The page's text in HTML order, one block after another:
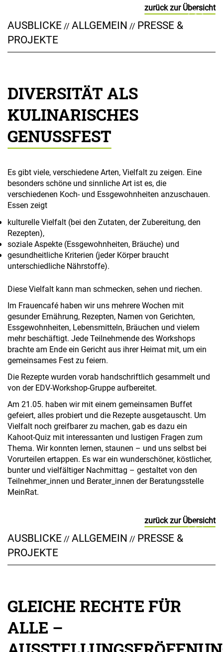
zurück zur Übersicht
AUSBLICKE// ALLGEMEIN // PRESSE &
PROJEKTE
DIVERSITÄT ALS
KULINARISCHES
GENUSSFEST
Es gibt viele, verschiedene Arten, Vielfalt zu zeigen. Eine
besonders schöne und sinnliche Art ist es, die
verschiedenen Koch- und Essgewohnheiten anzuschauen.
Essen zeigt
kulturelle Vielfalt (bei den Zutaten, der Zubereitung, den
Rezepten),
soziale Aspekte (Essgewohnheiten, Bräuche) und
gesundheitliche Kriterien (jeder Körper braucht
unterschiedliche Nährstoffe).
Diese Vielfalt kann man schmecken, sehen und riechen.
Im Frauencafé haben wir uns mehrere Wochen mit
gesunder Ernährung, Rezepten, Namen von Gerichten,
Essgewohnheiten, Lebensmitteln, Bräuchen und vielem
mehr beschäftigt. Jede Teilnehmende des Workshops
brachte am Ende ein Gericht aus ihrer Heimat mit, um ein
gemeinsames Fest zu feiern.
Die Rezepte wurden vorab handschriftlich gesammelt und
von der EDV-Workshop-Gruppe aufbereitet.
Am 21.05. haben wir mit einem gemeinsamen Buffet
gefeiert, alles probiert und die Rezepte ausgetauscht. Um
Vielfalt noch greifbarer zu machen, gab es dazu ein
Kahoot-Quiz mit interessanten und lustigen Fragen zum
Thema. Wir konnten lernen, staunen – und uns selbst bei
Vorurteilen ertappen. Es war ein wunderschöner, köstlicher,
bunter und vielfältiger Nachmittag – gestaltet von den
Teilnehmer_innen und Berater_innen der Beratungsstelle
MeinRat.
zurück zur Übersicht
AUSBLICKE// ALLGEMEIN // PRESSE &
PROJEKTE
GLEICHE RECHTE FÜR
ALLE –